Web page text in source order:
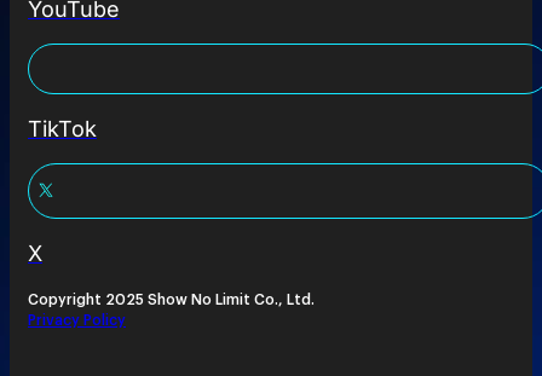
YouTube
TikTok
X
Copyright 2025 Show No Limit Co., Ltd.
Privacy Policy